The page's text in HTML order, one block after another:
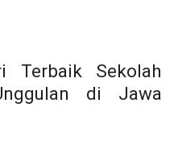
Terbaik Sekolah
di Jawa